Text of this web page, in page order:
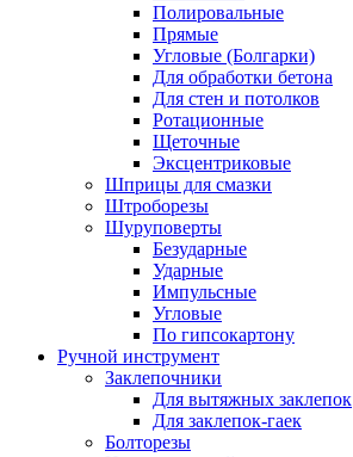
Полировальные
Прямые
Угловые (Болгарки)
Для обработки бетона
Для стен и потолков
Ротационные
Щеточные
Эксцентриковые
Шприцы для смазки
Штроборезы
Шуруповерты
Безударные
Ударные
Импульсные
Угловые
По гипсокартону
Ручной инструмент
Заклепочники
Для вытяжных заклепок
Для заклепок-гаек
Болторезы